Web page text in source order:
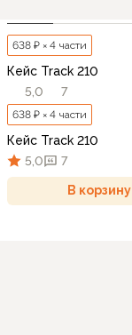
638 ₽ × 4 части
Кейс Track 210
5,0
7
638 ₽ × 4 части
Кейс Track 210
5,0
7
В корзину